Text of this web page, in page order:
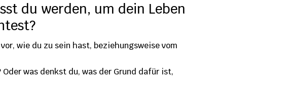
du werden, um dein Leben
wie du zu sein hast, beziehungsweise vom
was denkst du, was der Grund dafür ist,